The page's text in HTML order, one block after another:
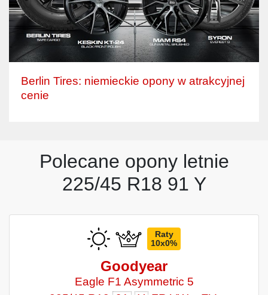
Berlin Tires: niemieckie opony w atrakcyjnej
cenie
Polecane opony letnie
225/45 R18 91 Y
Raty
10x0%
Goodyear
Eagle F1 Asymmetric 5